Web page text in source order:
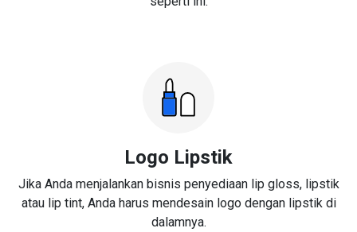
Logo Lipstik
Jika Anda menjalankan bisnis penyediaan lip gloss, lipstik
atau lip tint, Anda harus mendesain logo dengan lipstik di
dalamnya.